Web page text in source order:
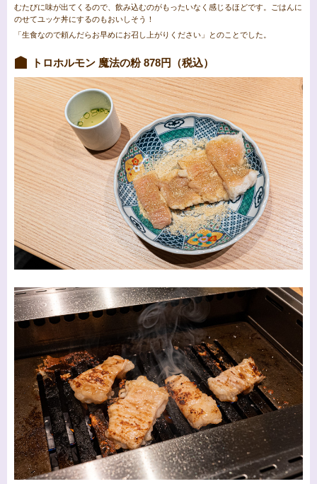
むたびに味が出てくるので、飲み込むのがもったいなく感じるほどです。ごはんに
のせてユッケ丼にするのもおいしそう！
「生食なので頼んだらお早めにお召し上がりください」とのことでした。
トロホルモン 魔法の粉 878円（税込）